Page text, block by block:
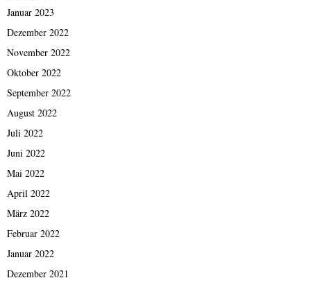
Januar 2023
Dezember 2022
November 2022
Oktober 2022
September 2022
August 2022
Juli 2022
Juni 2022
Mai 2022
April 2022
März 2022
Februar 2022
Januar 2022
Dezember 2021